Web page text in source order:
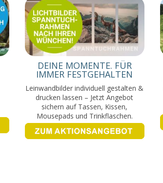
DEINE MOMENTE. FÜR
IMMER FESTGEHALTEN
Leinwandbilder individuell gestalten &
drucken lassen – Jetzt Angebot
sichern auf Tassen, Kissen,
Mousepads und Trinkflaschen.